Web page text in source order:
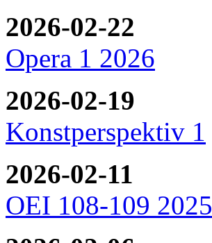
2026-02-22
Opera 1 2026
2026-02-19
Konstperspektiv 1
2026-02-11
OEI 108-109 2025